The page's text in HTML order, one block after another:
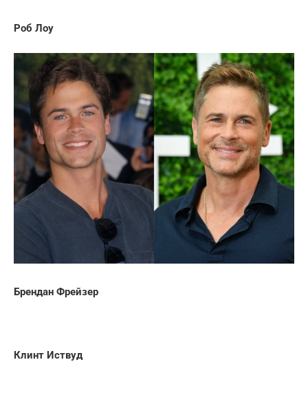
Роб Лоу
Брендан Фрейзер
Клинт Иствуд